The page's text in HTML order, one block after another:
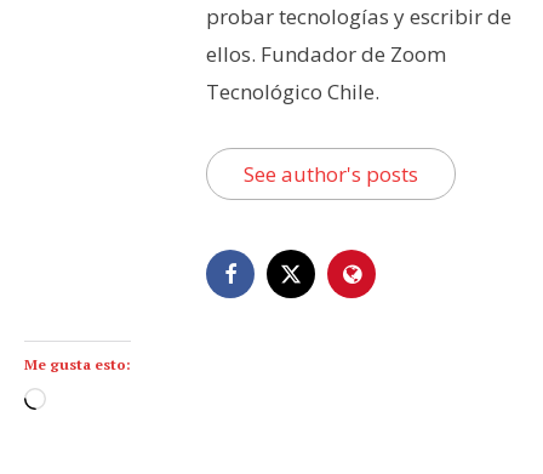
probar tecnologías y escribir de
ellos. Fundador de Zoom
Tecnológico Chile.
See author's posts
Me gusta esto:
C